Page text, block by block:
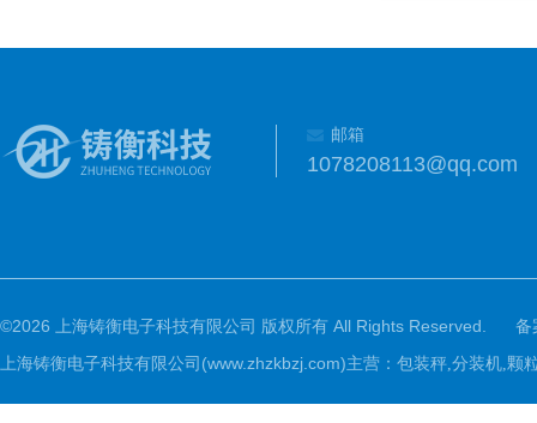
邮箱
1078208113@qq.com
©2026 上海铸衡电子科技有限公司 版权所有 All Rights Reserved.
备
上海铸衡电子科技有限公司(www.zhzkbzj.com)主营： 包装秤,分装机,颗